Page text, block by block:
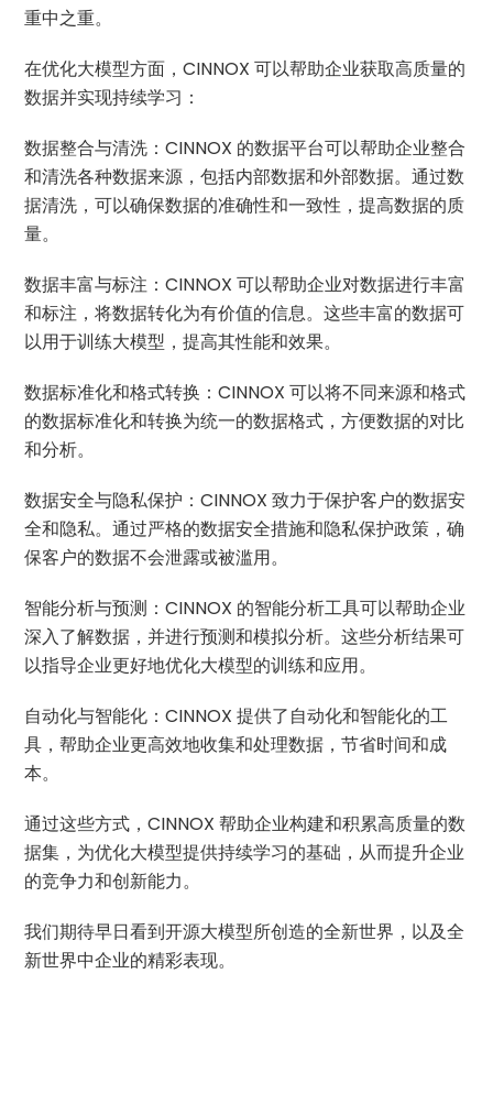
重中之重。
在优化大模型方面，CINNOX 可以帮助企业获取高质量的
数据并实现持续学习：
数据整合与清洗：CINNOX 的数据平台可以帮助企业整合
和清洗各种数据来源，包括内部数据和外部数据。通过数
据清洗，可以确保数据的准确性和一致性，提高数据的质
量。
数据丰富与标注：CINNOX 可以帮助企业对数据进行丰富
和标注，将数据转化为有价值的信息。这些丰富的数据可
以用于训练大模型，提高其性能和效果。
数据标准化和格式转换：CINNOX 可以将不同来源和格式
的数据标准化和转换为统一的数据格式，方便数据的对比
和分析。
数据安全与隐私保护：CINNOX 致力于保护客户的数据安
全和隐私。通过严格的数据安全措施和隐私保护政策，确
保客户的数据不会泄露或被滥用。
智能分析与预测：CINNOX 的智能分析工具可以帮助企业
深入了解数据，并进行预测和模拟分析。这些分析结果可
以指导企业更好地优化大模型的训练和应用。
自动化与智能化：CINNOX 提供了自动化和智能化的工
具，帮助企业更高效地收集和处理数据，节省时间和成
本。
通过这些方式，CINNOX 帮助企业构建和积累高质量的数
据集，为优化大模型提供持续学习的基础，从而提升企业
的竞争力和创新能力。
我们期待早日看到开源大模型所创造的全新世界，以及全
新世界中企业的精彩表现。